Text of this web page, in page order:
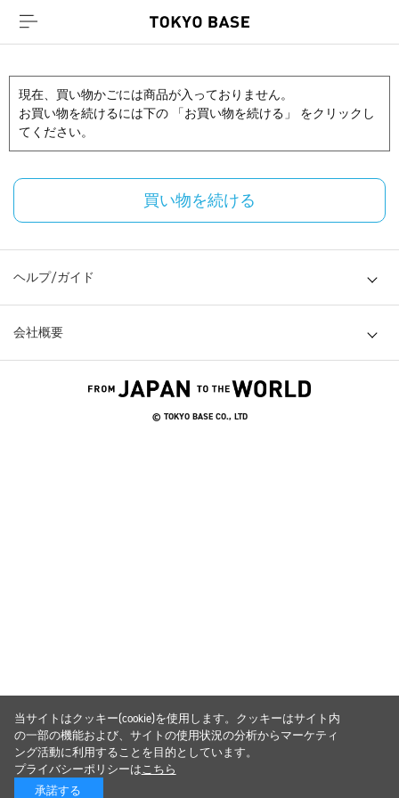
現在、買い物かごには商品が入っておりません。
お買い物を続けるには下の 「お買い物を続ける」 をクリックし
てください。
買い物を続ける
ヘルプ/ガイド
会社概要
© TOKYO BASE CO., LTD
当サイトはクッキー(cookie)を使用します。クッキーはサイト内
の一部の機能および、サイトの使用状況の分析からマーケティ
ング活動に利用することを目的としています。
プライバシーポリシーはこちら
承諾する